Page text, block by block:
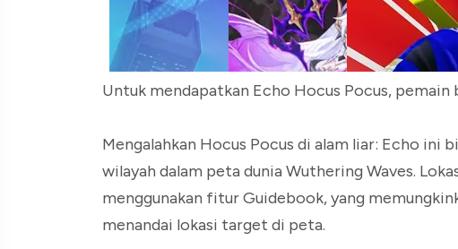
Untuk mendapatkan Echo Hocus Pocus, pemain
Mengalahkan Hocus Pocus di alam liar: Echo ini
wilayah dalam peta dunia Wuthering Waves.
menggunakan fitur Guidebook, yang
menandai lokasi target di peta.